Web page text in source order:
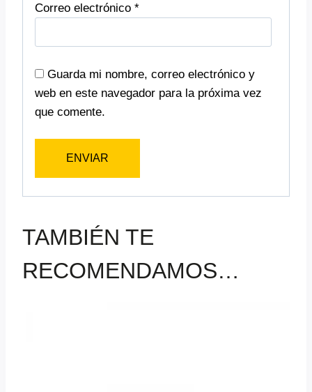
Correo electrónico *
Guarda mi nombre, correo electrónico y
web en este navegador para la próxima vez
que comente.
TAMBIÉN TE
RECOMENDAMOS…